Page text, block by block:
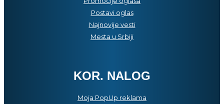
Postavi oglas
Najnovije vesti
Mesta u Srbiji
KOR. NALOG
Moja PopUp reklama